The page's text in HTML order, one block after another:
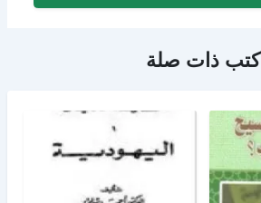
كتب ذات صلة